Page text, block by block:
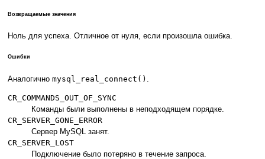
Возвращаемые значения
Ноль для успеха. Отличное от нуля, если произошла ошибка.
Ошибки
Аналогично mysql_real_connect()
CR_COMMANDS_OUT_OF_SYNC
Команды были выполнены в неподходящем порядке.
CR_SERVER_GONE_ERROR
Сервер MySQL занят.
CR_SERVER_LOST
Подключение было потеряно в течение запроса.